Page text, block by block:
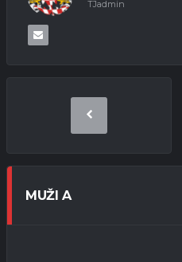
TJadmin
MUŽI A